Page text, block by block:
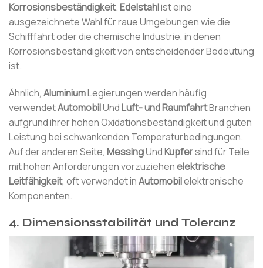
Korrosionsbeständigkeit.Edelstahlist eine
ausgezeichnete Wahl für raue Umgebungen wie die
Schifffahrt oder die chemische Industrie, in denen
Korrosionsbeständigkeit von entscheidender Bedeutung
ist.
Ähnlich, AluminiumLegierungen werden häufig
verwendetAutomobilUndLuft- und RaumfahrtBranchen
aufgrund ihrer hohen Oxidationsbeständigkeit und guten
Leistung bei schwankenden Temperaturbedingungen.
Auf der anderen Seite, MessingUndKupfersind für Teile
mit hohen Anforderungen vorzuziehenelektrische
Leitfähigkeit, oft verwendet inAutomobilelektronische
Komponenten.
4. Dimensionsstabilität und Toleranz